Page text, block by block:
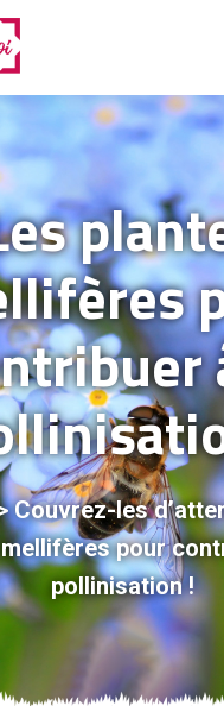
Couvrez-les
pour
pollinisation !